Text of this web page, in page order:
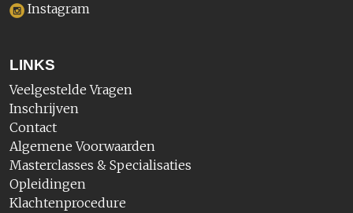
Instagram
LINKS
Veelgestelde Vragen
Inschrijven
Contact
Algemene Voorwaarden
Masterclasses & Specialisaties
Opleidingen
Klachtenprocedure